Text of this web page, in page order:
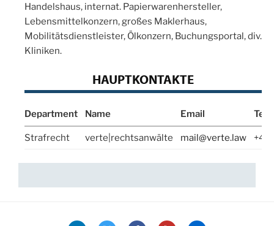
Handelshaus, internat. Papierwarenhersteller,
Lebensmittelkonzern, großes Maklerhaus,
Mobilitätsdienstleister, Ölkonzern, Buchungsportal, div.
Kliniken.
HAUPTKONTAKTE
Department Name Email
Strafrecht verte|rechtsanwälte mail@verte.law